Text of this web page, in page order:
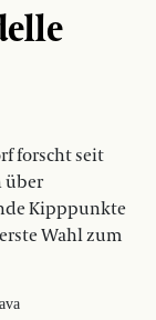
forscht seit
über
Kipppunkte
Wahl zum